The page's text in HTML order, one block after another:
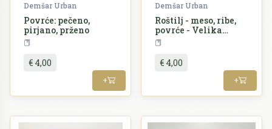
Demšar Urban
Povrće: pečeno,
pirjano, prženo
€ 4,00
+
Demšar Urban
Roštilj - meso, ribe,
povrće - Velika
kulinarska
kolekcija
€ 4,00
+